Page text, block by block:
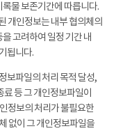
물 보존기간에 따릅니다.
개인정보는 내부 협의체의
고려하여 일정 기간 내
됩니다.
보파일의 처리 목적 달성,
등 그 개인정보파일이
정보의 처리가 불필요한
없이 그 개인정보파일을